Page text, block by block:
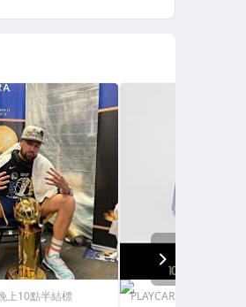
上10點半結標 PLAYCARD 101鑑定團